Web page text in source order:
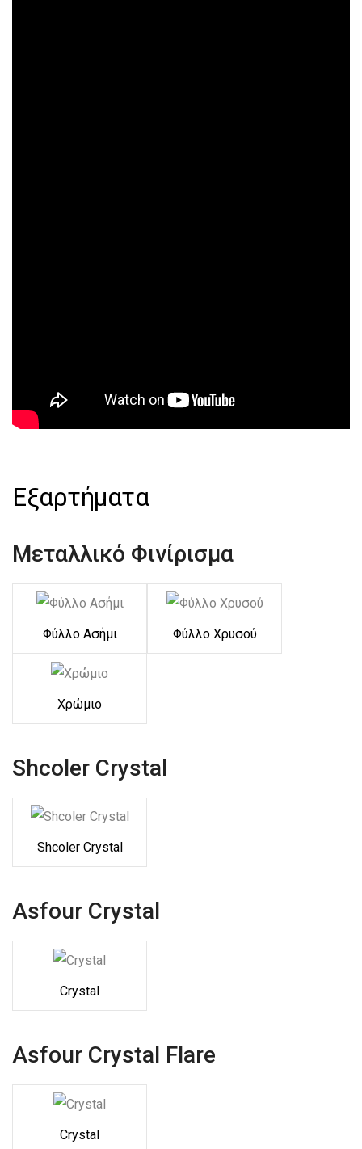
Εξαρτήματα
Μεταλλικό Φινίρισμα
Φύλλο Ασήμι Φύλλο Χρυσού
Χρώμιο
Shcoler Crystal
Shcoler Crystal
Asfour Crystal
Crystal
Asfour Crystal Flare
Crystal